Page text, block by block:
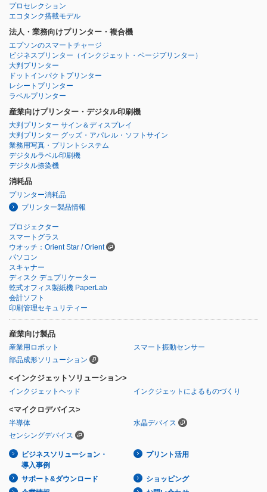
プロセレクション
エコタンク搭載モデル
法人・業務向けプリンター・複合機
エプソンのスマートチャージ
ビジネスプリンター （インクジェット・ページプリンター）
大判プリンター
ドットインパクトプリンター
レシートプリンター
ラベルプリンター
産業向けプリンター・デジタル印刷機
大判プリンター サイン＆ディスプレイ
大判プリンター グッズ・アパレル・ソフトサイン
業務用写真・プリントシステム
デジタルラベル印刷機
デジタル捺染機
消耗品
プリンター消耗品
プリンター製品情報
プロジェクター
スマートグラス
ウオッチ：Orient Star / Orient
パソコン
スキャナー
ディスク デュプリケーター
乾式オフィス製紙機 PaperLab
会計ソフト
印刷管理セキュリティー
産業向け製品
産業用ロボット
スマート振動センサー
部品成形ソリューション
<インクジェットソリューション>
インクジェットヘッド インクジェットによるものづくり
<マイクロデバイス>
半導体
水晶デバイス
センシングデバイス
ビジネスソリューション・
導入事例
プリント活用
サポート&ダウンロード
ショッピング